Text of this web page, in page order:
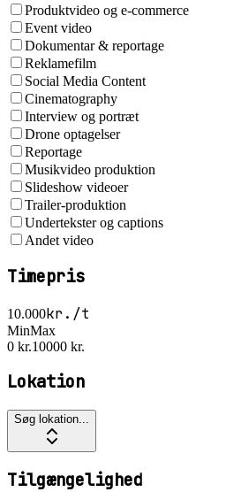
Produktvideo og e-commerce
Event video
Dokumentar & reportage
Reklamefilm
Social Media Content
Cinematography
Interview og portræt
Drone optagelser
Reportage
Musikvideo produktion
Slideshow videoer
Trailer-produktion
Undertekster og captions
Andet video
Timepris
10.000kr./t
MinMax
0 kr.10000 kr.
Lokation
Søg lokation...
Tilgængelighed